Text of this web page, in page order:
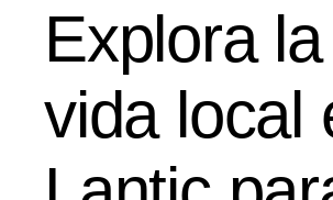
Explora la
vida local